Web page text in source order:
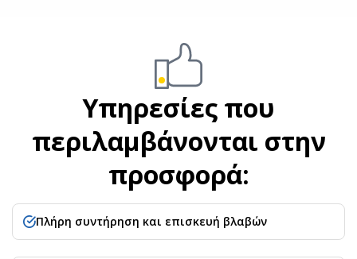
Υπηρεσίες που
περιλαμβάνονται στην
προσφορά:
Πλήρη συντήρηση και επισκευή βλαβών